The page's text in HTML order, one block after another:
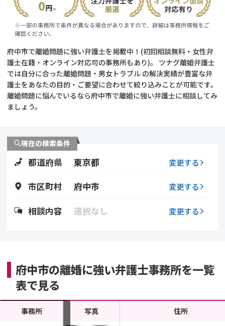
離婚前相談
DV
不貞・不倫慰謝料請求
費用相場
財産分与
養育費
離婚の相談先
その他の男女問題
府中市で離婚問題に強い弁護士を掲載中！(初回相談無料・女性弁
護士在籍・オンライン対応可の事務所もあり)。 ツナグ離婚弁護士
では自分に合った離婚問題・男女トラブル の解決実績が豊富な弁
護士をあなたの目的・ご要望に合わせて絞り込みことが可能です。
離婚問題に悩んでいるなら府中市で離婚に強い弁護士に相談してみ
ましょう。
現在の検索条件
都道府県 東京都 変更する
市区町村 府中市 変更する
相談内容 選択なし 変更する
府中市の離婚に強い弁護士事務所を一覧
表で見る
事務所 写真 住所